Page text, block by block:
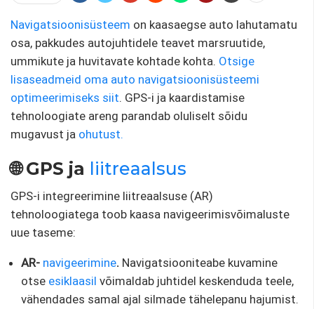
Navigatsioonisüsteem on kaasaegse auto lahutamatu
osa, pakkudes autojuhtidele teavet marsruutide,
ummikute ja huvitavate kohtade kohta. Otsige
lisaseadmeid oma auto navigatsioonisüsteemi
optimeerimiseks siit. GPS-i ja kaardistamise
tehnoloogiate areng parandab oluliselt sõidu
mugavust ja ohutust.
🌐 GPS ja liitreaalsus
GPS-i integreerimine liitreaalsuse (AR)
tehnoloogiatega toob kaasa navigeerimisvõimaluste
uue taseme:
AR- navigeerimine. Navigatsiooniteabe kuvamine
otse esiklaasil võimaldab juhtidel keskenduda teele,
vähendades samal ajal silmade tähelepanu hajumist.